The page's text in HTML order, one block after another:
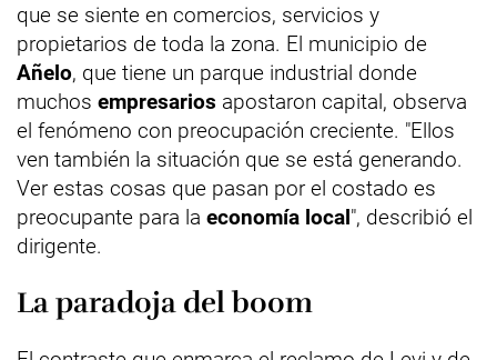
que se siente en comercios, servicios y
propietarios de toda la zona. El municipio de
Añelo, que tiene un parque industrial donde
muchos empresarios apostaron capital, observa
el fenómeno con preocupación creciente. "Ellos
ven también la situación que se está generando.
Ver estas cosas que pasan por el costado es
preocupante para la economía local", describió el
dirigente.
La paradoja del boom